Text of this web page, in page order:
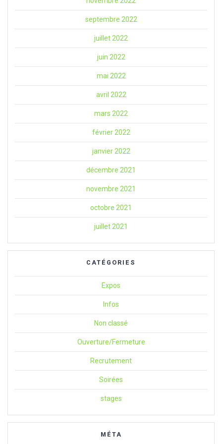
septembre 2022
juillet 2022
juin 2022
mai 2022
avril 2022
mars 2022
février 2022
janvier 2022
décembre 2021
novembre 2021
octobre 2021
juillet 2021
CATÉGORIES
Expos
Infos
Non classé
Ouverture/Fermeture
Recrutement
Soirées
stages
MÉTA